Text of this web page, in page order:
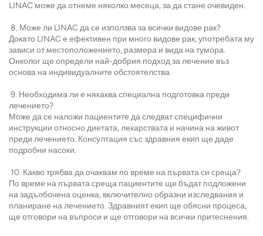
LINAC може да отнеме няколко месеца, за да стане очевиден.
8. Може ли LINAC да се използва за всички видове рак?
Докато LINAC е ефективен при много видове рак, употребата му
зависи от местоположението, размера и вида на тумора.
Онколог ще определи най-добрия подход за лечение въз
основа на индивидуалните обстоятелства.
9. Необходима ли е някаква специална подготовка преди
лечението?
Може да се наложи пациентите да следват специфични
инструкции относно диетата, лекарствата и начина на живот
преди лечението. Консултация със здравния екип ще даде
подробни насоки.
10. Какво трябва да очаквам по време на първата си среща?
По време на първата среща пациентите ще бъдат подложени
на задълбочена оценка, включително образни изследвания и
планиране на лечението. Здравният екип ще обясни процеса,
ще отговори на въпроси и ще отговори на всички притеснения.